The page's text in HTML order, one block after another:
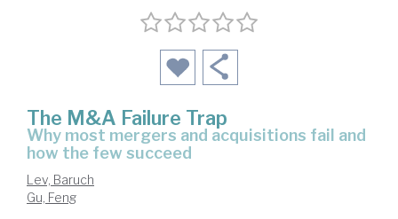
The M&A Failure Trap
why most mergers and acquisitions fail and
how the few succeed
Lev, Baruch
Gu, Feng